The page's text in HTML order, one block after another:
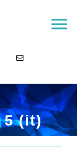
5 (it)